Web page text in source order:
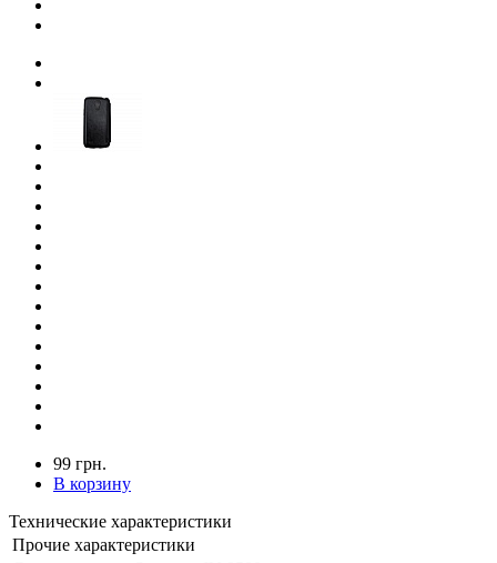
99 грн.
В корзину
Технические характеристики
Прочие характеристики